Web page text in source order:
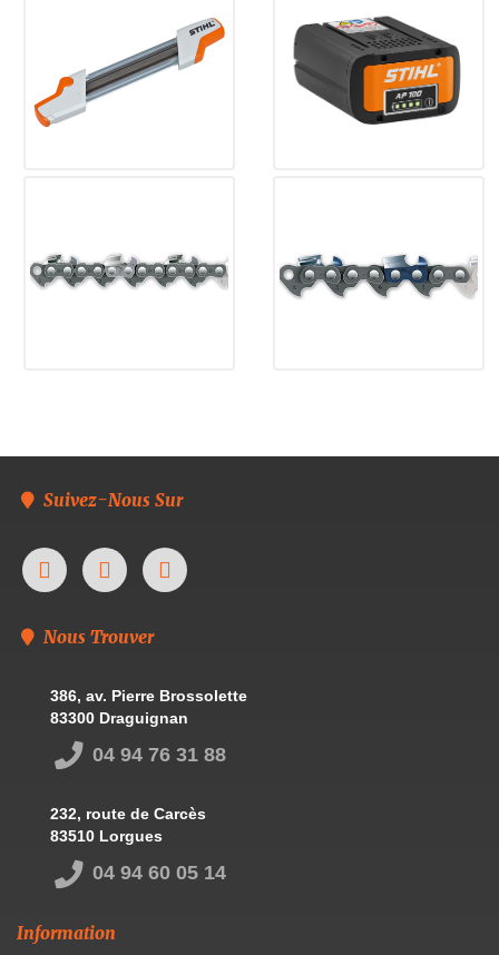
Suivez-Nous Sur
Nous Trouver
386, av. Pierre Brossolette
83300 Draguignan
04 94 76 31 88
232, route de Carcès
83510 Lorgues
04 94 60 05 14
Information